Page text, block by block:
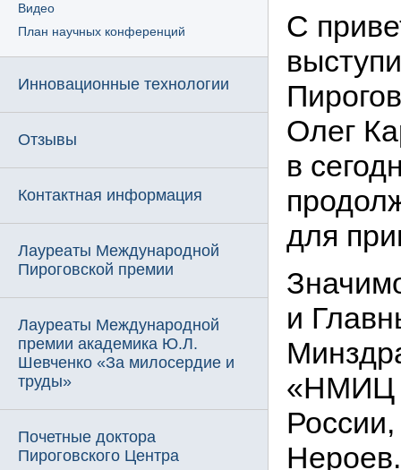
Видео
План научных конференций
Инновационные технологии
Отзывы
Контактная информация
Лауреаты Международной
Пироговской премии
Лауреаты Международной
премии академика Ю.Л.
Шевченко «За милосердие и
труды»
Почетные доктора
Пироговского Центра
С
Олег
в
для
и
«НМИЦ